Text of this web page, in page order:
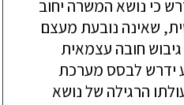
כי נושא המשרה יחוב
שאינה נובעת מעצם
חובה עצמאית
ידרש לבסס מערכת
הרגילה של נושא